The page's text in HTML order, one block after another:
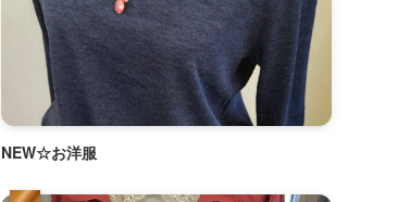
NEW☆お洋服